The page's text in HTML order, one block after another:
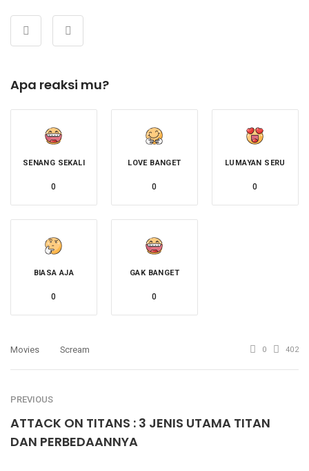
Apa reaksi mu?
SENANG SEKALI
0
LOVE BANGET
0
LUMAYAN SERU
0
BIASA AJA
0
GAK BANGET
0
Movies Scream 0 402
PREVIOUS
ATTACK ON TITANS : 3 JENIS UTAMA TITAN
DAN PERBEDAANNYA